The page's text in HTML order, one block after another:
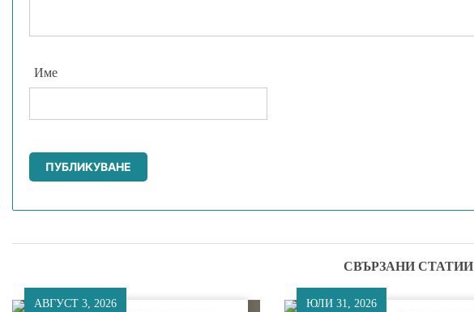
Име
СВЪРЗАНИ СТАТИИ
АВГУСТ 3, 2026
ЮЛИ 31, 2026